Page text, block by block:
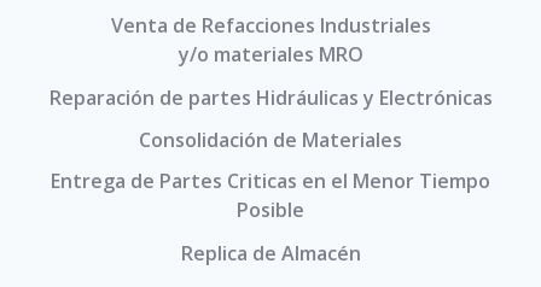
Venta de Refacciones Industriales
y/o materiales MRO
Reparación de partes Hidráulicas y Electrónicas
Consolidación de Materiales
Entrega de Partes Criticas en el Menor Tiempo
Posible
Replica de Almacén